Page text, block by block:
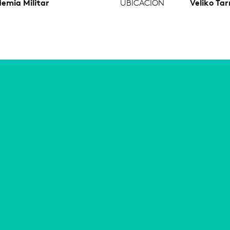
Militar UBICACIÓN Veliko